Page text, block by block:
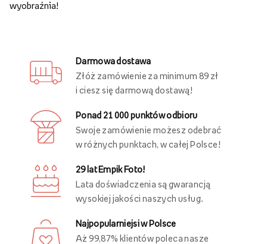
wyobraźnia!
Darmowa dostawa
Złóż zamówienie za minimum 89 zł
i ciesz się darmową dostawą!
Ponad 21 000 punktów odbioru
Swoje zamówienie możesz odebrać
w różnych punktach, w całej Polsce!
29 lat Empik Foto!
Lata doświadczenia są gwarancją
wysokiej jakości naszych usług.
Najpopularniejsi w Polsce
Aż 99,87% klientów poleca nasze